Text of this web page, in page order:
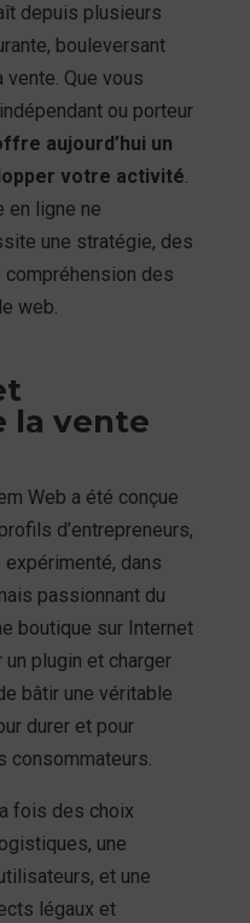
depuis plusieurs
bouleversant
Que vous
ou porteur
aujourd’hui un
votre activité.
en ligne ne
une stratégie, des
compréhension des
web.
la vente
Web a été conçue
d’entrepreneurs,
dans
passionnant du
boutique sur Internet
plugin et charger
bâtir une véritable
durer et pour
consommateurs.
fois des choix
une
et une
légaux et